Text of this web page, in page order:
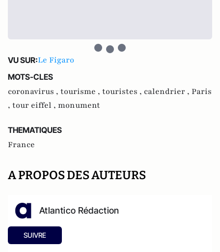
VU SUR:Le Figaro
MOTS-CLES
coronavirus , tourisme , touristes , calendrier , Paris
, tour eiffel , monument
THEMATIQUES
France
A PROPOS DES AUTEURS
Atlantico Rédaction
SUIVRE